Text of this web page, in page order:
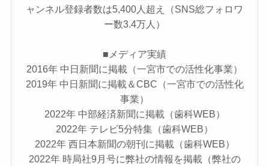
ャンネル登録者数は5,400人超え（SNS総フォロワ
ー数3.4万人）
■メディア実績
2016年 中日新聞に掲載（一宮市での活性化事業）
2019年 中日新聞に掲載＆CBC（一宮市での活性化
事業）
2022年 中部経済新聞に掲載（歯科WEB）
2022年 テレビ5分特集（歯科WEB）
2022年 西日本新聞の朝刊に掲載（歯科WEB）
2022年 時局社9月号に弊社の情報を掲載（弊社の